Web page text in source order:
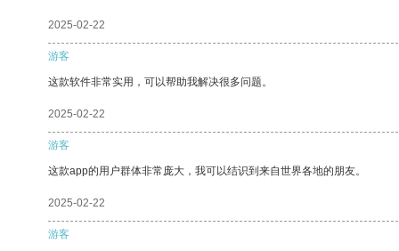
2025-02-22
游客
这款软件非常实用，可以帮助我解决很多问题。
2025-02-22
游客
这款app的用户群体非常庞大，我可以结识到来自世界各地的朋友。
2025-02-22
游客